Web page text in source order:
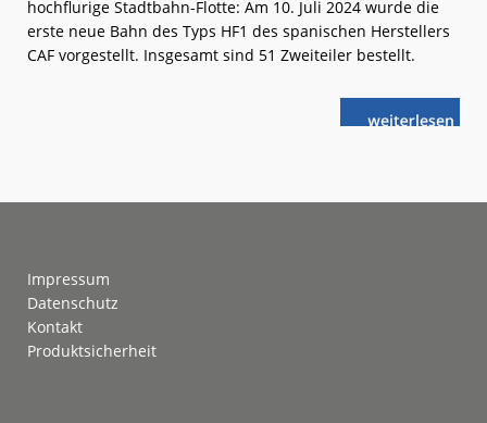
hochflurige Stadtbahn-Flotte: Am 10. Juli 2024 wurde die
erste neue Bahn des Typs HF1 des spanischen Herstellers
CAF vorgestellt. Insgesamt sind 51 Zweiteiler bestellt.
weiterlese
nRuhrbahn
Impressum
Datenschutz
Kontakt
Produktsicherheit